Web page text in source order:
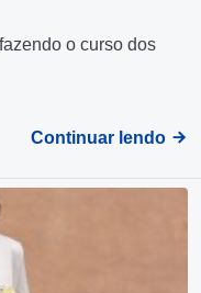
o curso dos
Continuar lendo